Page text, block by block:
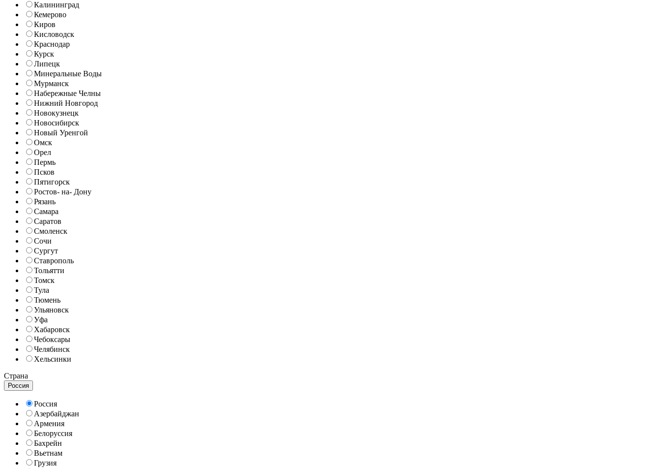
Калининград
Кемерово
Киров
Кисловодск
Краснодар
Курск
Липецк
Минеральные Воды
Мурманск
Набережные Челны
Нижний Новгород
Новокузнецк
Новосибирск
Новый Уренгой
Омск
Орел
Пермь
Псков
Пятигорск
Ростов- на- Дону
Рязань
Самара
Саратов
Смоленск
Сочи
Сургут
Ставрополь
Тольятти
Томск
Тула
Тюмень
Ульяновск
Уфа
Хабаровск
Чебоксары
Челябинск
Хельсинки
Страна
Россия
Россия
Азербайджан
Армения
Белоруссия
Бахрейн
Вьетнам
Грузия